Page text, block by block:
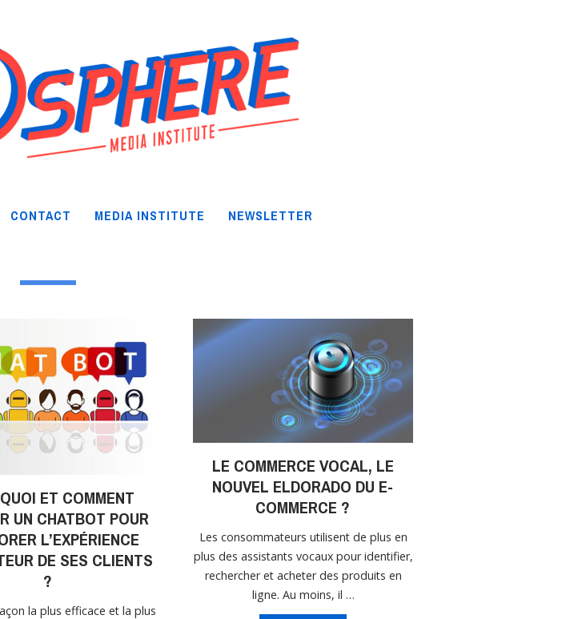
CONTACT MEDIA INSTITUTE NEWSLETTER
ET COMMENT
UN CHATBOT POUR
L’EXPÉRIENCE
DE SES CLIENTS
?
la plus efficace et la plus
LE COMMERCE VOCAL, LE
NOUVEL ELDORADO DU E-
COMMERCE ?
Les consommateurs utilisent de plus en
plus des assistants vocaux pour identifier,
rechercher et acheter des produits en
ligne. Au moins, il …